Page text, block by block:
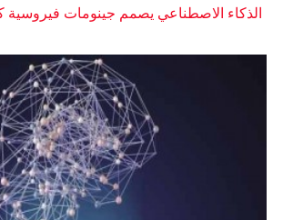
الذكاء الاصطناعي يصمم جينومات فيروسية